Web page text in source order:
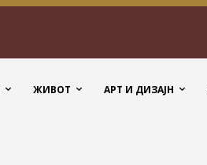
ЖИВОТ АРТ И ДИЗАЈН